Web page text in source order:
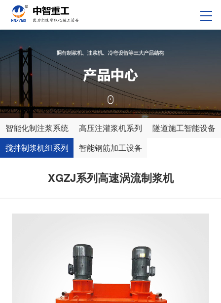
智能化制注浆系统 高压注灌浆机系列
隧道施工智能设备
搅拌制浆机组系列
智能钢筋加工设备
XGZJ系列高速涡流制浆机